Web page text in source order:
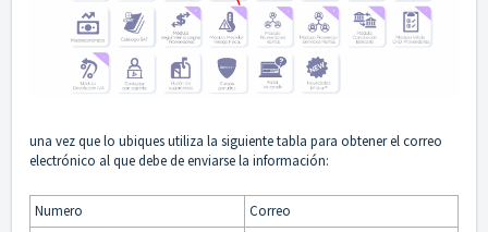
una vez que lo ubiques utiliza la siguiente tabla para obtener el correo
electrónico al que debe de enviarse la información:
Numero
Correo